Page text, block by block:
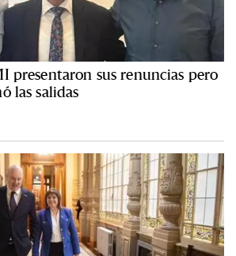
presentaron sus renuncias pero
las salidas